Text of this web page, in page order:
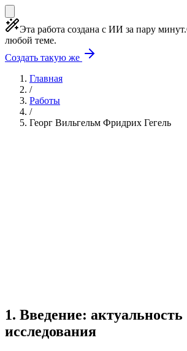
Эта работа создана с ИИ за пару минут.
любой теме.
Создать такую же
Главная
/
Работы
/
Георг Вильгельм Фридрих Гегель
1. Введение: актуальность
исследования